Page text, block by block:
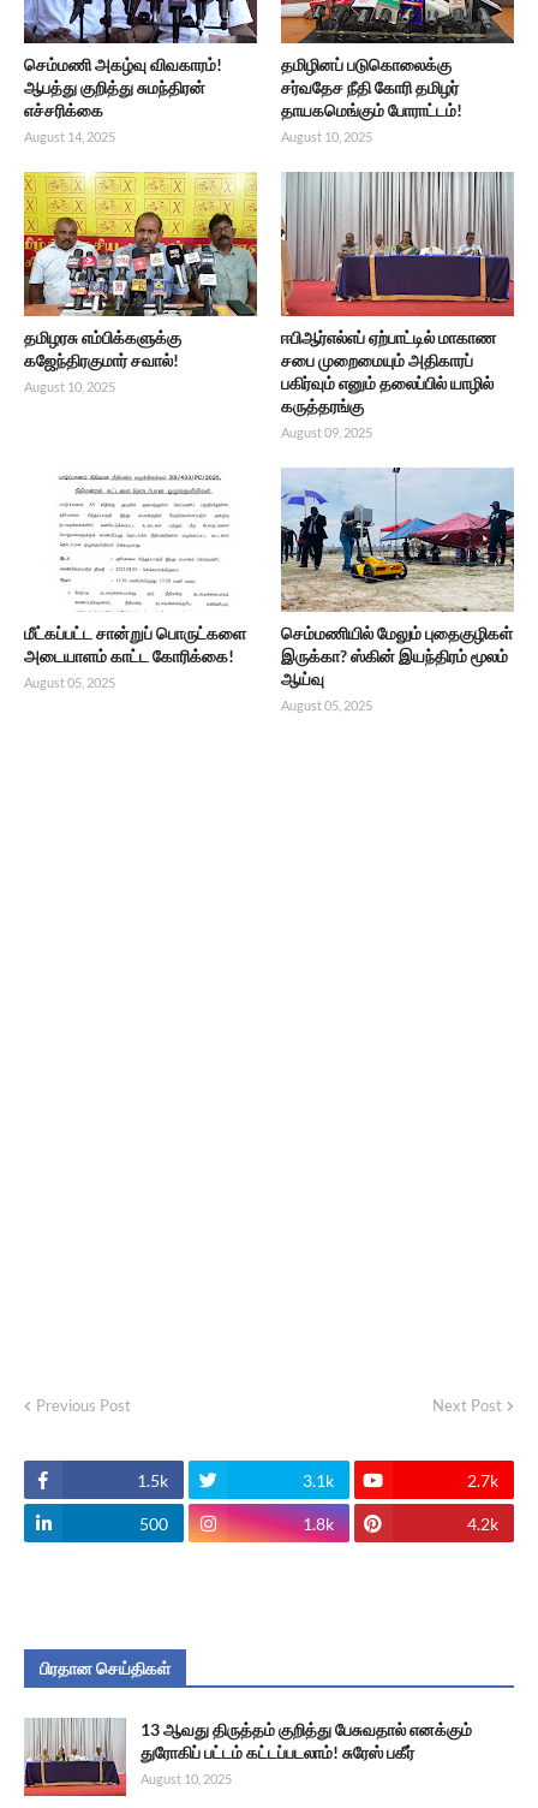
செம்மணி அகழ்வு விவகாரம்!
ஆபத்து குறித்து சுமந்திரன்
எச்சரிக்கை
August 14, 2025
தமிழினப் படுகொலைக்கு
சர்வதேச நீதி கோரி தமிழர்
தாயகமெங்கும் போராட்டம்!
August 10, 2025
தமிழரசு எம்பிக்களுக்கு
கஜேந்திரகுமார் சவால்!
August 10, 2025
ஈபிஆர்எல்எப் ஏற்பாட்டில் மாகாண
சபை முறைமையும் அதிகாரப்
பகிர்வும் எனும் தலைப்பில் யாழில்
கருத்தரங்கு
August 09, 2025
மீட்கப்பட்ட சான்றுப் பொருட்களை
அடையாளம் காட்ட கோரிக்கை!
August 05, 2025
செம்மணியில் மேலும் புதைகுழிகள்
இருக்கா? ஸ்கின் இயந்திரம் மூலம்
ஆய்வு
August 05, 2025
Previous Post Next Post
1.5k 3.1k 2.7k
500 1.8k 4.2k
பிரதான செய்திகள்
13 ஆவது திருத்தம் குறித்து பேசுவதால் எனக்கும்
துரோகிப் பட்டம் கட்டப்படலாம்! சுரேஸ் பகீர்
August 10, 2025